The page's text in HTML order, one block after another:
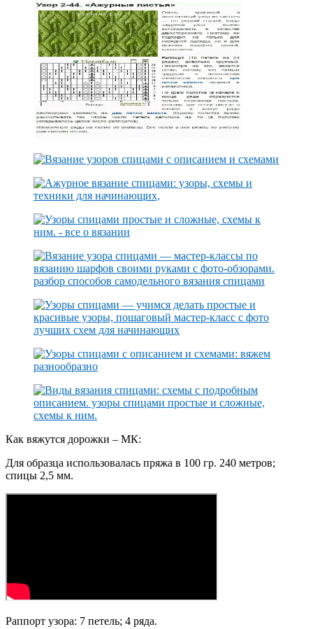
Как вяжутся дорожки – МК:
Для образца использовалась пряжа в 100 гр. 240 метров;
спицы 2,5 мм.
Раппорт узора: 7 петель; 4 ряда.